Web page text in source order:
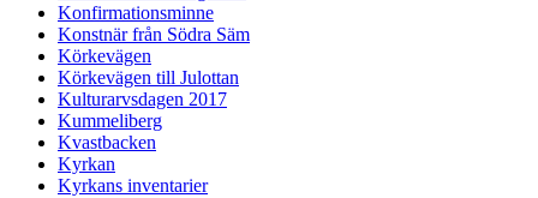
Konfirmationsminne
Konstnär från Södra Säm
Körkevägen
Körkevägen till Julottan
Kulturarvsdagen 2017
Kummeliberg
Kvastbacken
Kyrkan
Kyrkans inventarier